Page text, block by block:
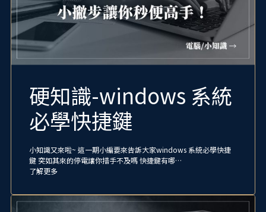
硬知識-windows 系統
必學快捷鍵
小知識又來啦~ 這一期小編要來告訴大家windows 系統必學快捷
鍵 突如其來的停電讓你措手不及嗎 快捷鍵有哪…
了解更多